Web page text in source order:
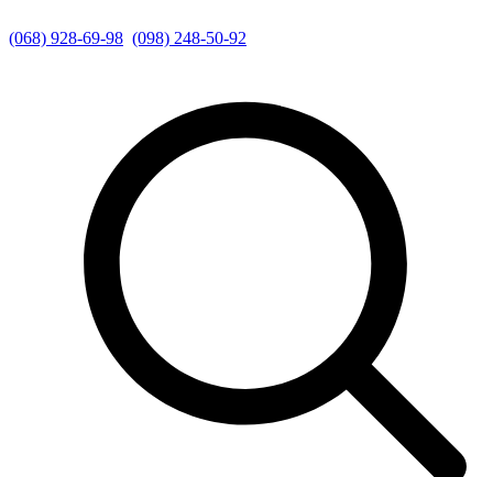
(068) 928-69-98 (098) 248-50-92